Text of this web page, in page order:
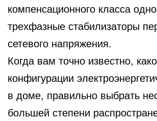
компенсационного класса
трехфазные стабилизаторы
сетевого напряжения.
Когда вам точно известно,
конфигурации
в доме, правильно выбрать
большей степени